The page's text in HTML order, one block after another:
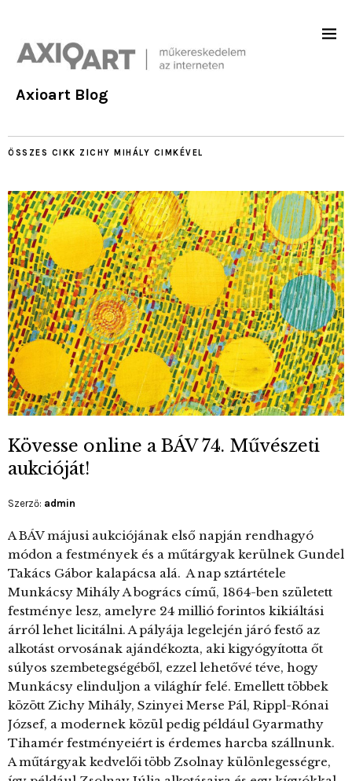
Axioart Blog
ÖSSZES CIKK ZICHY MIHÁLY CIMKÉVEL
Kövesse online a BÁV 74. Művészeti
aukcióját!
Szerző: admin
A BÁV májusi aukciójának első napján rendhagyó
módon a festmények és a műtárgyak kerülnek Gundel
Takács Gábor kalapácsa alá. A nap sztártétele
Munkácsy Mihály A bogrács című, 1864-ben született
festménye lesz, amelyre 24 millió forintos kikiáltási
árról lehet licitálni. A pályája legelején járó festő az
alkotást orvosának ajándékozta, aki kigyógyította őt
súlyos szembetegségéből, ezzel lehetővé téve, hogy
Munkácsy elinduljon a világhír felé. Emellett többek
között Zichy Mihály, Szinyei Merse Pál, Rippl-Rónai
József, a modernek közül pedig például Gyarmathy
Tihamér festményeiért is érdemes harcba szállnunk.
A műtárgyak kedvelői több Zsolnay különlegességre,